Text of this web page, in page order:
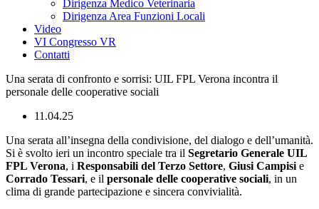
Dirigenza Medico Veterinaria
Dirigenza Area Funzioni Locali
Video
VI Congresso VR
Contatti
Una serata di confronto e sorrisi: UIL FPL Verona incontra il
personale delle cooperative sociali
11.04.25
Una serata all’insegna della condivisione, del dialogo e dell’umanità.
Si è svolto ieri un incontro speciale tra il Segretario Generale UIL
FPL Verona, i Responsabili del Terzo Settore, Giusi Campisi e
Corrado Tessari, e il personale delle cooperative sociali, in un
clima di grande partecipazione e sincera convivialità.